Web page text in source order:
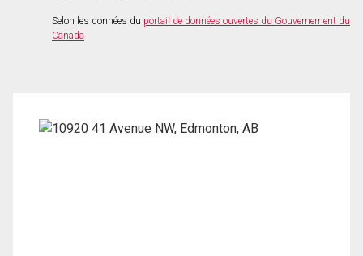
Selon les données du portail de données ouvertes du Gouvernement du
Canada